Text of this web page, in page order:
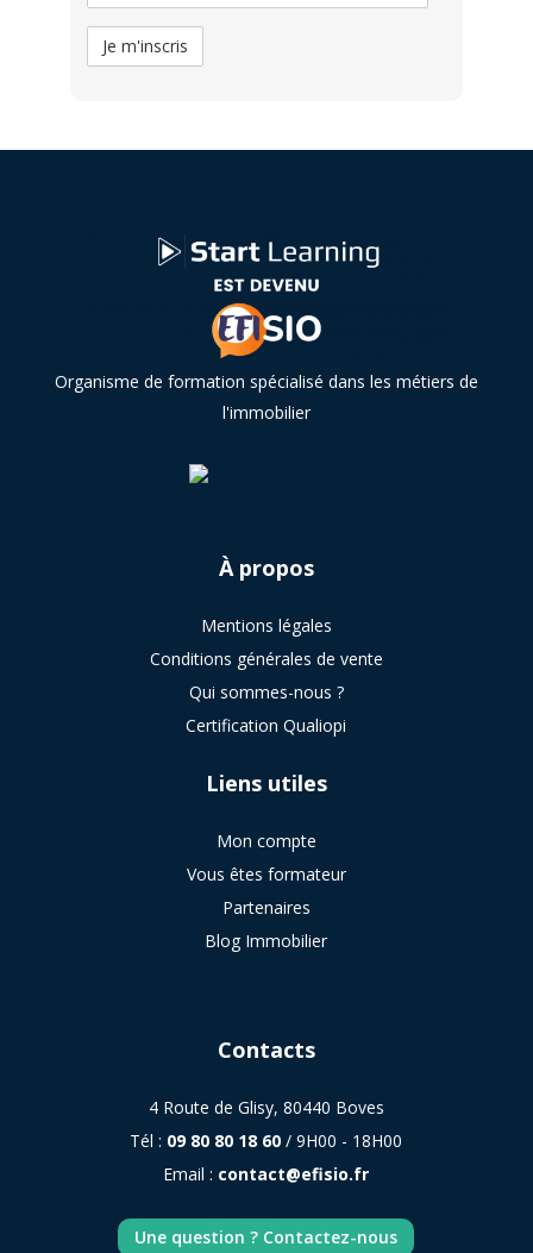
Organisme de formation spécialisé dans les métiers de
l'immobilier
Àpropos
Mentions légales
Conditions générales de vente
Qui sommes-nous ?
Certification Qualiopi
Liens utiles
Mon compte
Vous êtes formateur
Partenaires
Blog Immobilier
Contacts
4 Route de Glisy, 80440 Boves
Tél : 09 80 80 18 60 / 9H00 - 18H00
Email : contact@efisio.fr
Une question ? Contactez-nous